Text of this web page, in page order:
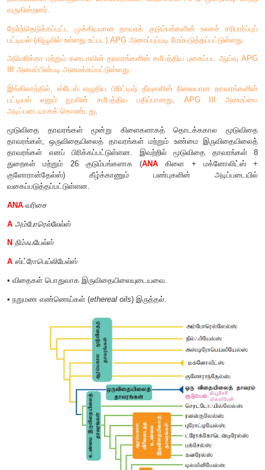
குழுவை (monophyletic group ) ஏற்றுக்கொண்டனர்.
சமீபத்திய மேம்படுத்தப்பட்ட பதிப்பு APG IV (2016)-ல் 64
குடும்பங்கள் அங்கீகரிக்கப்பட்டுள்ளது. மொத்தமுள்ள 416
குடும்பங்கள் இந்தியாவில் காணப்படுகின்றன.
உங்களுக்குத் தெரியுமா?
கியூ உட்படக் குறிப்பிடத்தக்க எண்ணிக்கையிலான முக்கிய உலர்
நிலையங்கள் தங்களுடைய சேகரிப்புகளின் வரிசையை APG
வருகின்றனர்.
தேர்ந்தெடுக்கப்பட்ட முக்கியமான தாவரக் குடும்பங்களின்
அமெரிக்கா மற்றும் கனடாவின் தாவரங்களின் சமீபத்திய
இங்கிலாந்தில், ஸ்டேஸ் எழுதிய பிரிட்டிஷ் தீவுகளின்
அடிப்படையாகக் கொண்டது.
தாவரங்கள், ஒருவிதையிலைத் தாவரங்கள் மற்றும் உண்மை
தாவரங்கள் எனப் பிரிக்கப்பட்டுள்ளன. இவற்றில்
துறைகள் மற்றும் 26 குடும்பங்களாக (ANAகிளை +
குளோரான்தேல்ஸ்) கீழ்க்காணும் பண்புகளின்
வகைப்படுத்தப்பட்டுள்ளன.
அம்போரெல்லேல்ஸ்